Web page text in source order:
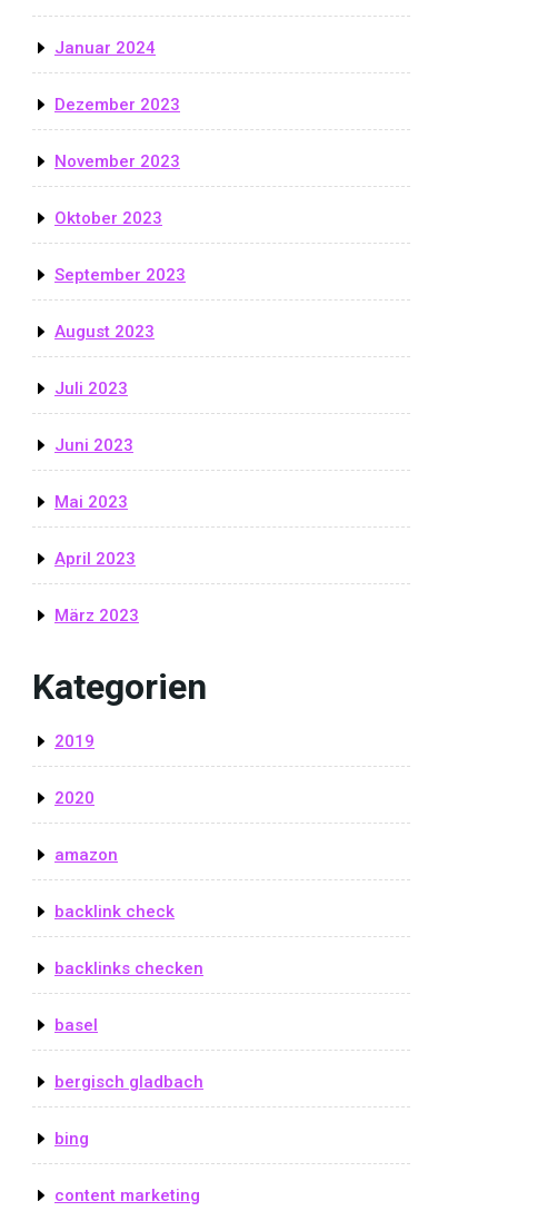
Januar 2024
Dezember 2023
November 2023
Oktober 2023
September 2023
August 2023
Juli 2023
Juni 2023
Mai 2023
April 2023
März 2023
Kategorien
2019
2020
amazon
backlink check
backlinks checken
basel
bergisch gladbach
bing
content marketing